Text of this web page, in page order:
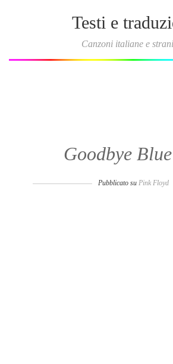
Testi e
Canzoni italiane e
Goodbye
Pubblicato su Pink Floyd